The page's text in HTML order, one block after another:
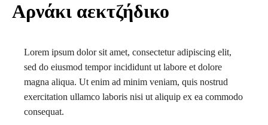
Αρνάκι αεκτζήδικο
Lorem ipsum dolor sit amet, consectetur adipiscing elit,
sed do eiusmod tempor incididunt ut labore et dolore
magna aliqua. Ut enim ad minim veniam, quis nostrud
exercitation ullamco laboris nisi ut aliquip ex ea commodo
consequat.